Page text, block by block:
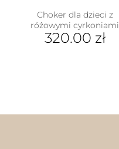
Choker dla dzieci z
różowymi cyrkoniami
320.00 zł